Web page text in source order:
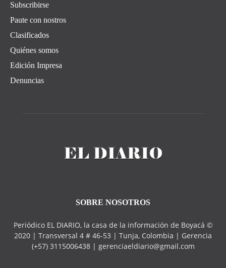
Subscribirse
Paute con nostros
Clasificados
Quiénes somos
Edición Impresa
Denuncias
SOBRE NOSOTROS
Periódico EL DIARIO, la casa de la información de Boyacá ©
2020 | Transversal 4 # 46-53 | Tunja, Colombia | Gerencia
(+57) 3115006438 | gerenciaeldiario@gmail.com